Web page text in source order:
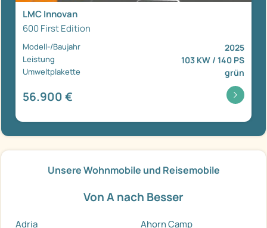
LMC Innovan
600 First Edition
Modell-/Baujahr 2025
Leistung 103 KW / 140 PS
Umweltplakette grün
56.900 €
Unsere Wohnmobile und Reisemobile
Von A nach Besser
Adria
Ahorn Camp